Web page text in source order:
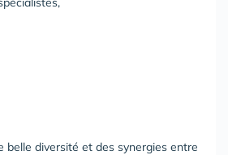
belle diversité et des synergies entre